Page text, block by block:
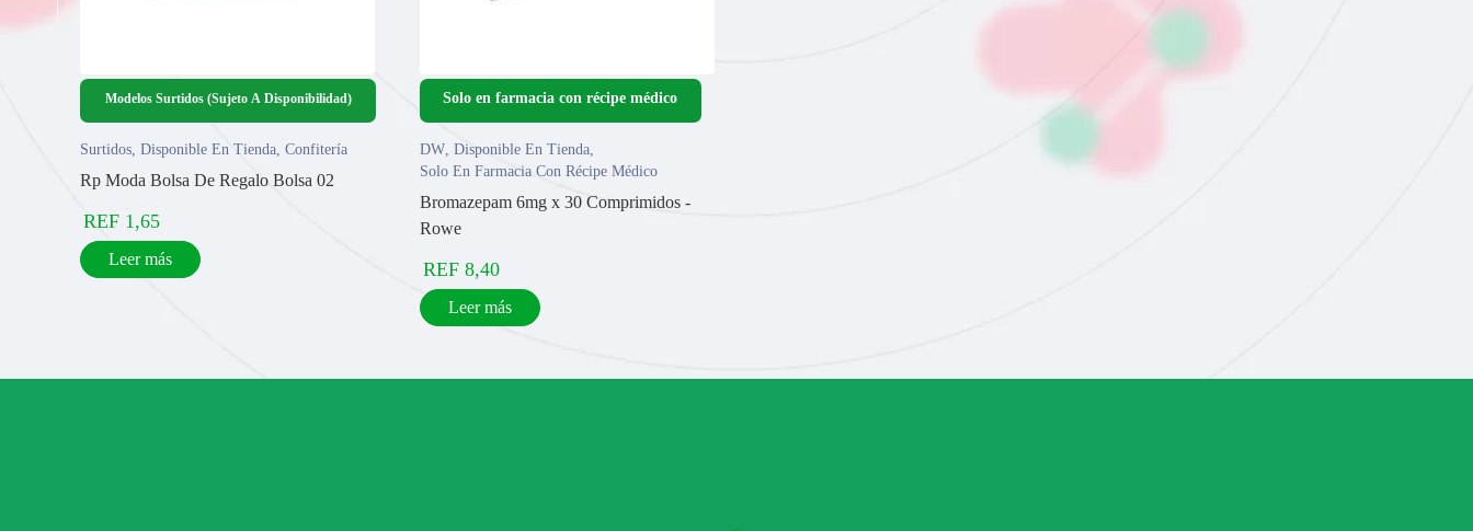
Modelos Surtidos (Sujeto A Disponibilidad)
Surtidos Disponible En Tienda Confitería
Rp Moda Bolsa De Regalo Bolsa 02
REF 1,65
Leer más
DW Disponible En Tienda
Solo En Farmacia Con Récipe Médico
Bromazepam 6mg x 30 Comprimidos -
Rowe
REF 8,40
Leer más